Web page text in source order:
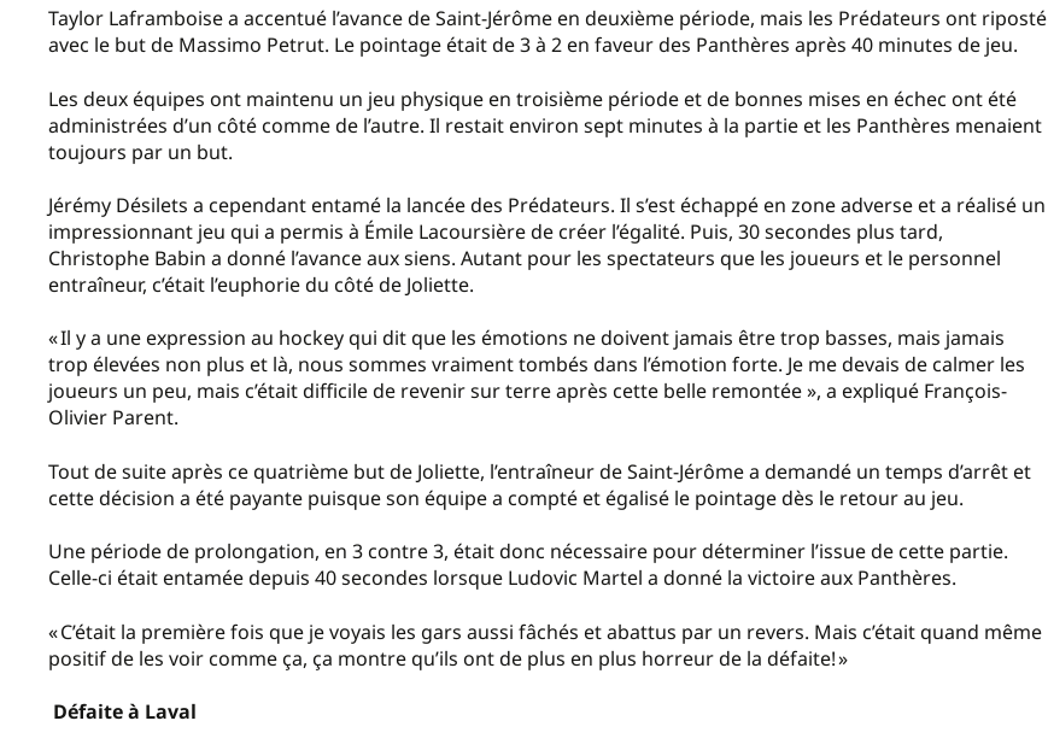
Taylor Laframboise a accentué l’avance de Saint-Jérôme en deuxième période, mais les Prédateurs ont riposté
avec le but de Massimo Petrut. Le pointage était de 3 à 2 en faveur des Panthères après 40 minutes de jeu.
Les deux équipes ont maintenu un jeu physique en troisième période et de bonnes mises en échec ont été
administrées d’un côté comme de l’autre. Il restait environ sept minutes à la partie et les Panthères menaient
toujours par un but.
Jérémy Désilets a cependant entamé la lancée des Prédateurs. Il s’est échappé en zone adverse et a réalisé un
impressionnant jeu qui a permis à Émile Lacoursière de créer l’égalité. Puis, 30 secondes plus tard,
Christophe Babin a donné l’avance aux siens. Autant pour les spectateurs que les joueurs et le personnel
entraîneur, c’était l’euphorie du côté de Joliette.
« Il y a une expression au hockey qui dit que les émotions ne doivent jamais être trop basses, mais jamais
trop élevées non plus et là, nous sommes vraiment tombés dans l’émotion forte. Je me devais de calmer les
joueurs un peu, mais c’était difficile de revenir sur terre après cette belle remontée », a expliqué François-
Olivier Parent.
Tout de suite après ce quatrième but de Joliette, l’entraîneur de Saint-Jérôme a demandé un temps d’arrêt et
cette décision a été payante puisque son équipe a compté et égalisé le pointage dès le retour au jeu.
Une période de prolongation, en 3 contre 3, était donc nécessaire pour déterminer l’issue de cette partie.
Celle-ci était entamée depuis 40 secondes lorsque Ludovic Martel a donné la victoire aux Panthères.
« C’était la première fois que je voyais les gars aussi fâchés et abattus par un revers. Mais c’était quand même
positif de les voir comme ça, ça montre qu’ils ont de plus en plus horreur de la défaite! »
Défaite à Laval